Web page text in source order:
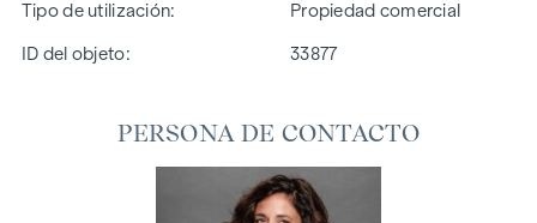
Tipo de utilización
Propiedad comercial
ID del objeto: 33877
PERSONA DE CONTACTO